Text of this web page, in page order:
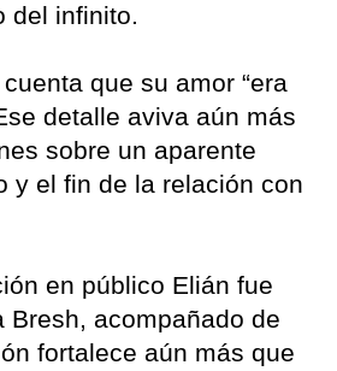
del infinito.
que su amor “era
detalle aviva aún más
sobre un aparente
y el fin de la relación con
en público Elián fue
Bresh, acompañado de
fortalece aún más que